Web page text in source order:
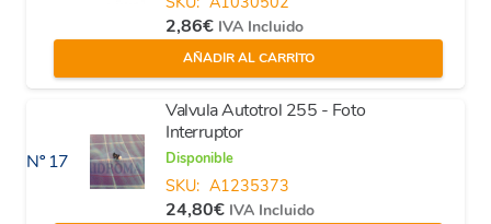
2,86€ IVA Incluido
AÑADIR AL CARRITO
Nº 17
Valvula Autotrol 255 - Foto
Interruptor
Disponible
SKU: A1235373
24,80€ IVA Incluido